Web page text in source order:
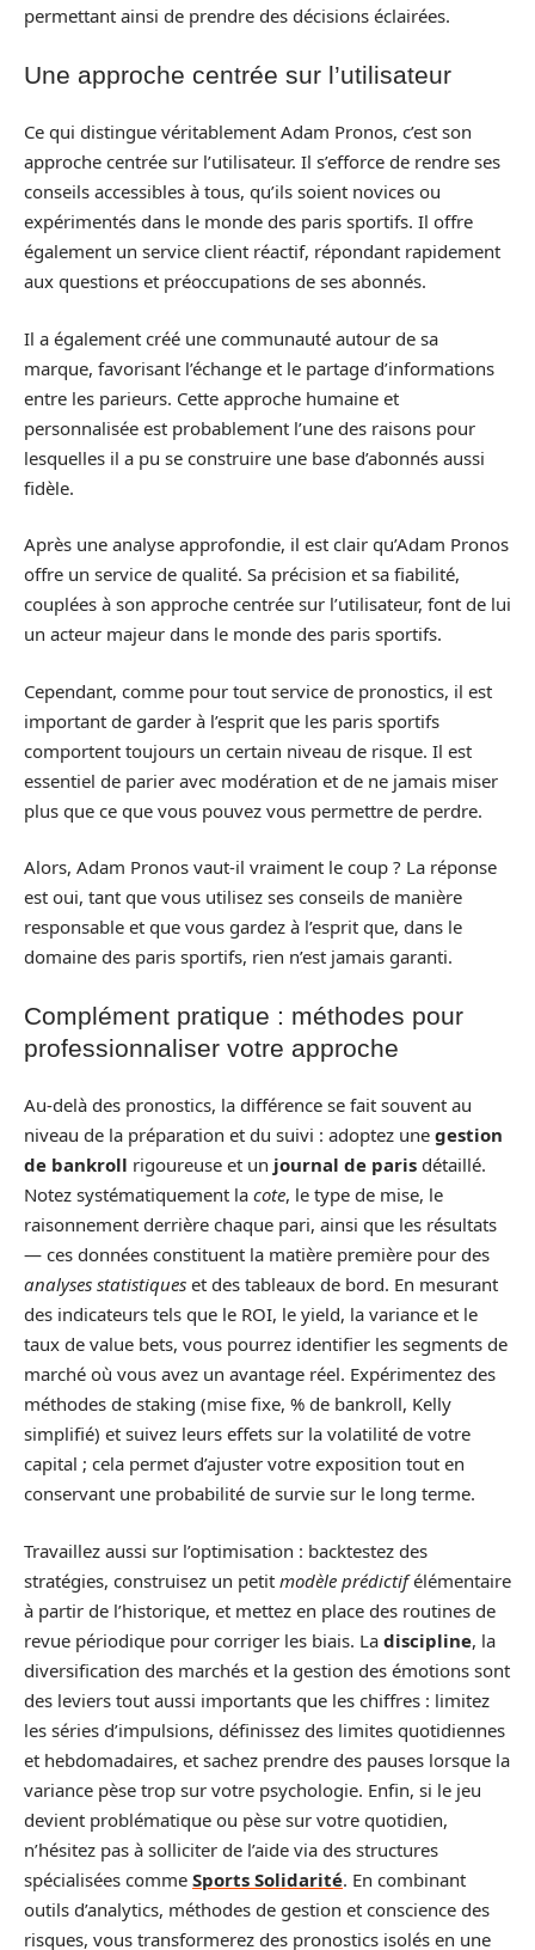
permettant ainsi de prendre des décisions éclairées.
Une approche centrée sur l’utilisateur
Ce qui distingue véritablement Adam Pronos, c’est son
approche centrée sur l’utilisateur. Il s’efforce de rendre ses
conseils accessibles à tous, qu’ils soient novices ou
expérimentés dans le monde des paris sportifs. Il offre
également un service client réactif, répondant rapidement
aux questions et préoccupations de ses abonnés.
Il a également créé une communauté autour de sa
marque, favorisant l’échange et le partage d’informations
entre les parieurs. Cette approche humaine et
personnalisée est probablement l’une des raisons pour
lesquelles il a pu se construire une base d’abonnés aussi
fidèle.
Après une analyse approfondie, il est clair qu’Adam Pronos
offre un service de qualité. Sa précision et sa fiabilité,
couplées à son approche centrée sur l’utilisateur, font de lui
un acteur majeur dans le monde des paris sportifs.
Cependant, comme pour tout service de pronostics, il est
important de garder à l’esprit que les paris sportifs
comportent toujours un certain niveau de risque. Il est
essentiel de parier avec modération et de ne jamais miser
plus que ce que vous pouvez vous permettre de perdre.
Alors, Adam Pronos vaut-il vraiment le coup ? La réponse
est oui, tant que vous utilisez ses conseils de manière
responsable et que vous gardez à l’esprit que, dans le
domaine des paris sportifs, rien n’est jamais garanti.
Complément pratique : méthodes pour
professionnaliser votre approche
Au‑delà des pronostics, la différence se fait souvent au
niveau de la préparation et du suivi : adoptez une gestion
de bankroll rigoureuse et un journal de paris détaillé.
Notez systématiquement la cote, le type de mise, le
raisonnement derrière chaque pari, ainsi que les résultats
— ces données constituent la matière première pour des
analyses statistiques et des tableaux de bord. En mesurant
des indicateurs tels que le ROI, le yield, la variance et le
taux de value bets, vous pourrez identifier les segments de
marché où vous avez un avantage réel. Expérimentez des
méthodes de staking (mise fixe, % de bankroll, Kelly
simplifié) et suivez leurs effets sur la volatilité de votre
capital ; cela permet d’ajuster votre exposition tout en
conservant une probabilité de survie sur le long terme.
Travaillez aussi sur l’optimisation : backtestez des
stratégies, construisez un petit modèle prédictifélémentaire
à partir de l’historique, et mettez en place des routines de
revue périodique pour corriger les biais. La discipline, la
diversification des marchés et la gestion des émotions sont
des leviers tout aussi importants que les chiffres : limitez
les séries d’impulsions, définissez des limites quotidiennes
et hebdomadaires, et sachez prendre des pauses lorsque la
variance pèse trop sur votre psychologie. Enfin, si le jeu
devient problématique ou pèse sur votre quotidien,
n’hésitez pas à solliciter de l’aide via des structures
spécialisées comme Sports Solidarité. En combinant
outils d’analytics, méthodes de gestion et conscience des
risques, vous transformerez des pronostics isolés en une